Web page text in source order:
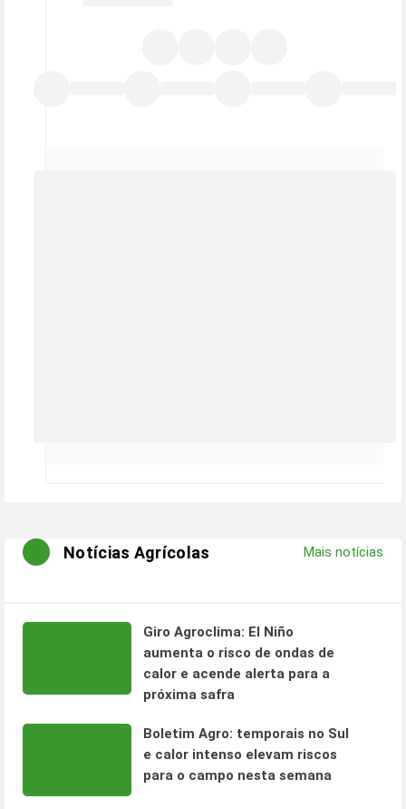
Notícias Agrícolas Mais notícias
Giro Agroclima: El Niño
aumenta o risco de ondas de
calor e acende alerta para a
próxima safra
Boletim Agro: temporais no Sul
e calor intenso elevam riscos
para o campo nesta semana